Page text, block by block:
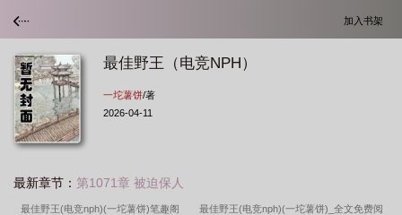
加入书架
最佳野王（电竞NPH）
一坨薯饼/著
2026-04-11
最新章节： 第1071章 被迫保人
最佳野王(电竞nph)(一坨薯饼)笔趣阁 最佳野王(电竞nph)(一坨薯饼)_全文免费阅